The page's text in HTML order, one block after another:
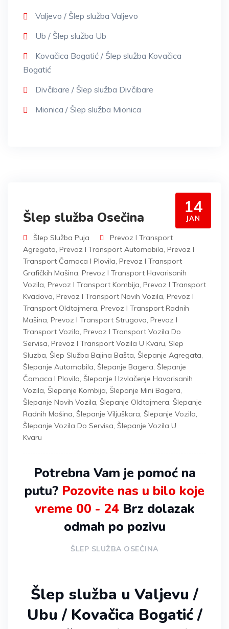
Valjevo / Šlep služba Valjevo
Ub / Šlep služba Ub
Kovačica Bogatić / Šlep služba Kovačica
Bogatić
Divčibare / Šlep služba Divčibare
Mionica / Šlep služba Mionica
14
JAN
Šlep služba Osečina
Šlep Služba Puja
Prevoz I Transport
Agregata, Prevoz I Transport Automobila, Prevoz I
Transport Čamaca I Plovila, Prevoz I Transport
Grafičkih Mašina, Prevoz I Transport Havarisanih
Vozila, Prevoz I Transport Kombija, Prevoz I Transport
Kvadova, Prevoz I Transport Novih Vozila, Prevoz I
Transport Oldtajmera, Prevoz I Transport Radnih
Mašina, Prevoz I Transport Strugova, Prevoz I
Transport Vozila, Prevoz I Transport Vozila Do
Servisa, Prevoz I Transport Vozila U Kvaru, Slep
Sluzba, Šlep Služba Bajina Bašta, Šlepanje Agregata,
Šlepanje Automobila, Šlepanje Bagera, Šlepanje
Čamaca I Plovila, Šlepanje I Izvlačenje Havarisanih
Vozila, Šlepanje Kombija, Šlepanje Mini Bagera,
Šlepanje Novih Vozila, Šlepanje Oldtajmera, Šlepanje
Radnih Mašina, Šlepanje Viljuškara, Šlepanje Vozila,
Šlepanje Vozila Do Servisa, Šlepanje Vozila U
Kvaru
Potrebna Vam je pomoć na
putu? Pozovite nas u bilo koje
vreme 00 - 24Brz dolazak
odmah po pozivu
ŠLEP SLUŽBA OSEČINA
Šlep služba u Valjevu /
Ubu / Kovačica Bogatić /